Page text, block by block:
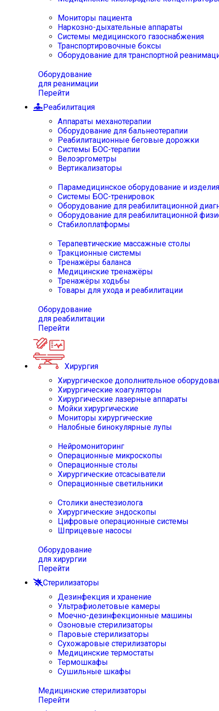
Мониторы пациента
Наркозно-дыхательные аппараты
Системы медицинского газоснабжения
Транспортировочные боксы
Оборудование для транспортной
Оборудование
для реанимации
Перейти
Реабилитация
Аппараты механотерапии
Оборудование для бальнеотерапии
Реабилитационные беговые дорожки
Системы БОС-терапии
Велоэргометры
Вертикализаторы
Парамедицинское оборудование и изделия
Системы БОС-тренировок
Оборудование для реабилитационной
Оборудование для реабилитационной
Стабилоплатформы
Терапевтические массажные столы
Тракционные системы
Тренажёры баланса
Медицинские тренажёры
Тренажёры ходьбы
Товары для ухода и реабилитации
Оборудование
для реабилитации
Перейти
Хирургия
Хирургическое дополнительное
Хирургические коагуляторы
Хирургические лазерные аппараты
Мойки хирургические
Мониторы хирургические
Налобные бинокулярные лупы
Нейромониторинг
Операционные микроскопы
Операционные столы
Хирургические отсасыватели
Операционные светильники
Столики анестезиолога
Хирургические эндоскопы
Цифровые операционные системы
Шприцевые насосы
Оборудование
для хирургии
Перейти
Стерилизаторы
Дезинфекция и хранение
Ультрафиолетовые камеры
Моечно-дезинфекционные машины
Озоновые стерилизаторы
Паровые стерилизаторы
Сухожаровые стерилизаторы
Медицинские термостаты
Термошкафы
Сушильные шкафы
Медицинские стерилизаторы
Перейти